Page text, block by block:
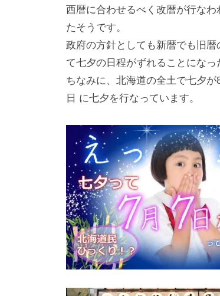
西暦に合わせるべく改暦が行な
たそうです。
政府の方針としても新暦でも旧
て七夕の日程がずれることになっ
ちなみに、北海道の全土で七夕
日 に七夕を行なっています。